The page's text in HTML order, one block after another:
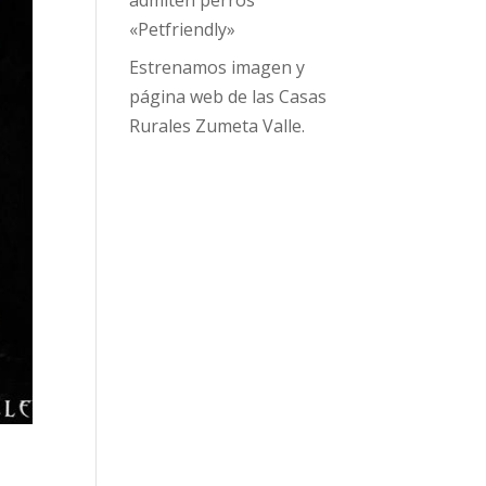
«Petfriendly»
Estrenamos imagen y
página web de las Casas
Rurales Zumeta Valle.